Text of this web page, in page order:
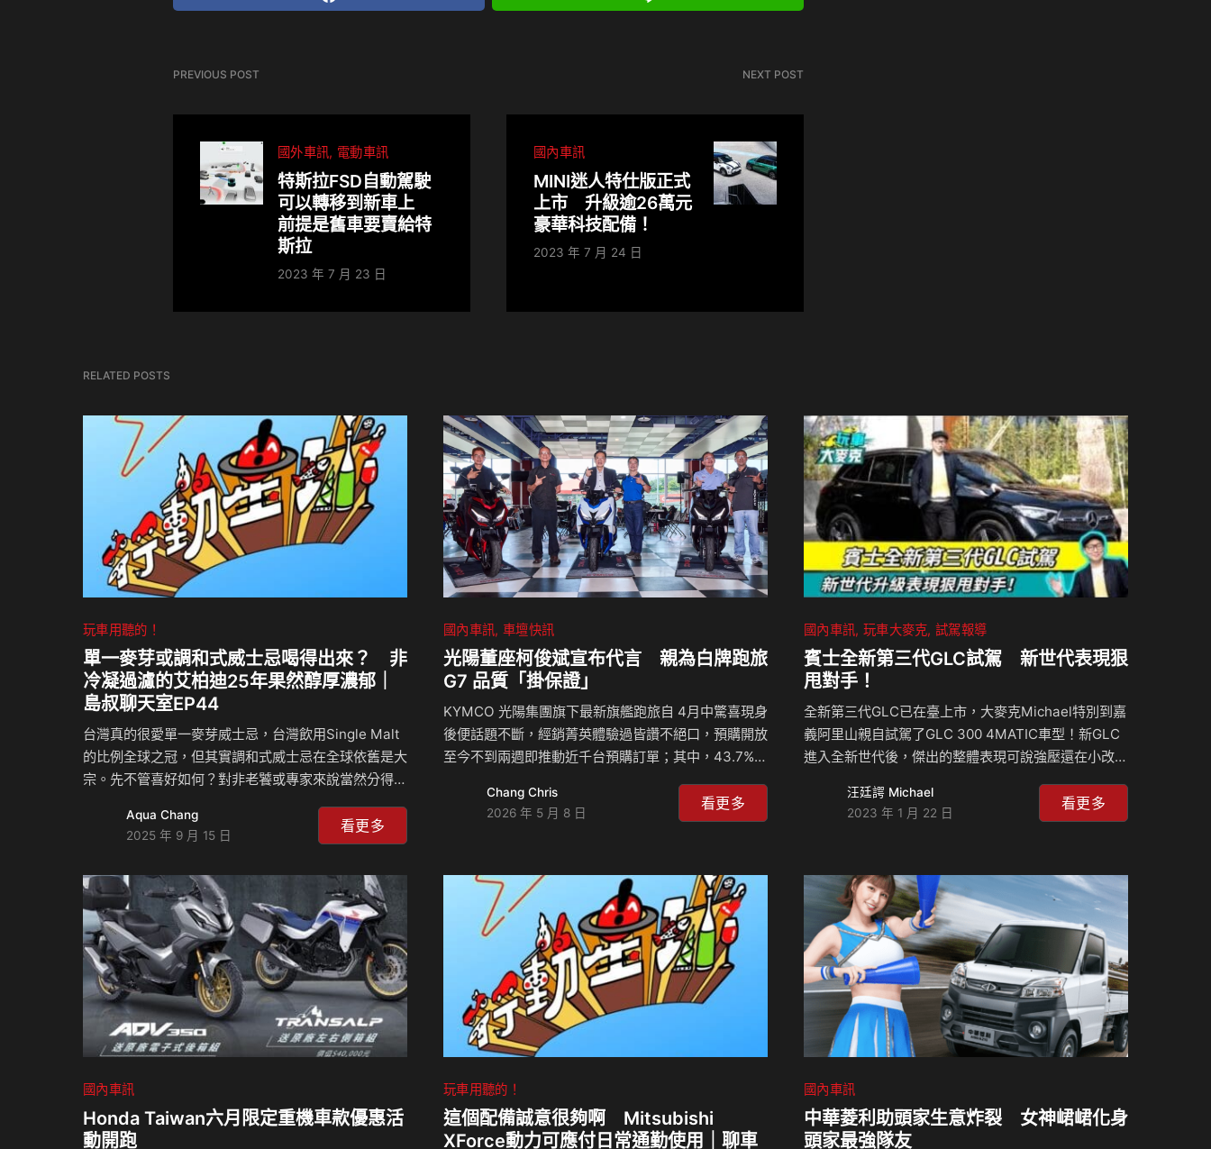
PREVIOUS POST
國外車訊 電動車訊
特斯拉FSD自動駕駛
可以轉移到新車上
前提是舊車要賣給特
斯拉
2023 年 7 月 23 日
NEXT POST
國內車訊
MINI迷人特仕版正式
上市 升級逾26萬元
豪華科技配備！
2023 年 7 月 24 日
RELATED POSTS
玩車用聽的！
單一麥芽或調和式威士忌喝得出來？ 非
冷凝過濾的艾柏迪25年果然醇厚濃郁｜
島叔聊天室EP44
台灣真的很愛單一麥芽威士忌，台灣飲用Single Malt
的比例全球之冠，但其實調和式威士忌在全球依舊是大
宗。先不管喜好如何？對非老饕或專家來說當然分得出
或波本兩種熟成桶或桶？創意無限的現今有哪些創新的
作法。當然，本集的另一個重點就是品飲艾柏迪21年
什麼要這麼做？有什麼特色？一起來感受品酒的美好與
相關知識！ #行動星球 #島叔聊天室 #島耕作 #威士忌
#Whisky #Aberfeldy #艾柏迪21年威士忌 #艾柏迪25
年威士忌 #Highland #高地 #Speyside #斯貝塞 #艾
雷島…
Aqua Chang
2025 年 9 月 15 日
看更多
國內車訊 車壇快訊
光陽董座柯俊斌宣布代言 親為白牌跑旅
G7 品質「掛保證」
KYMCO 光陽集團旗下最新旗艦跑旅自 4月中驚喜現身
後便話題不斷，經銷菁英體驗過皆讚不絕口，預購開放
至今不到兩週即推動近千台預購訂單；其中，43.7%
對跑旅擁有更高需求的南區表現也不容小覷；六都加總
佔 76.8%，足見市場對全新白牌旗艦跑旅 G7 充滿期
為交通工具它最重要的還是在品質跟安全，如果一部交
通工具的品質跟安全不能夠確保的話，就不能讓消費者
滿意，這是最基礎的。所以我們營業部一直希望我來代
言，我一直認為，我要代言部車沒有問題，因為我想讓
Chang Chris
2026 年 5 月 8 日
看更多
國內車訊 玩車大麥克 試駕報導
賓士全新第三代GLC試駕 新世代表現狠
甩對手！
全新第三代GLC已在臺上市，大麥克Michael特別到嘉
義阿里山親自試駕了GLC 300 4MATIC車型！新GLC
進入全新世代後，傑出的整體表現可說強壓還在小改階
技感的躍進，最讓人拍手叫好！趕快來一睹目前已在國
內接單超過3000張的全新GLC的風采吧！ 相關新聞：
汪廷諤 Michael
2023 年 1 月 22 日
看更多
國內車訊
Honda Taiwan六月限定重機車款優惠活
動開跑
玩車用聽的！
這個配備誠意很夠啊 Mitsubishi
XForce動力可應付日常通勤使用｜聊車
國內車訊
中華菱利助頭家生意炸裂 女神峮峮化身
頭家最強隊友